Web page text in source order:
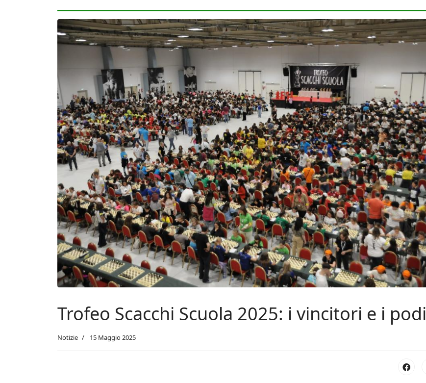
Trofeo Scacchi Scuola 2025: i vincitori e i podi
Notizie 15 Maggio 2025